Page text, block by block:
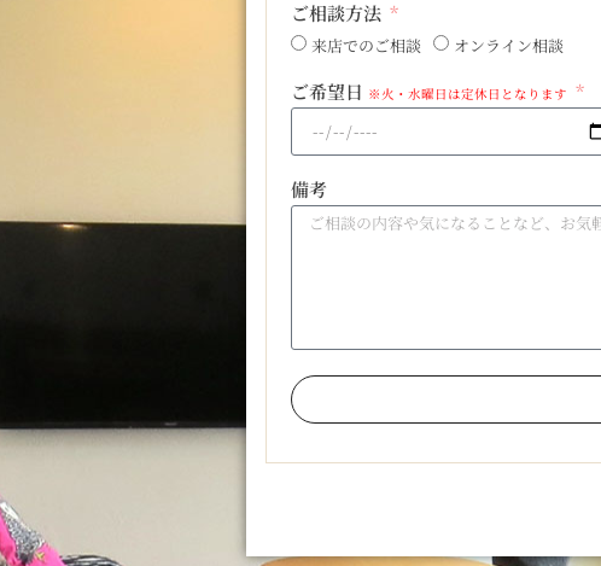
ご相談方法
来店でのご相談 オンライン相談
ご希望日 ※火・水曜日は定休日となります
備考